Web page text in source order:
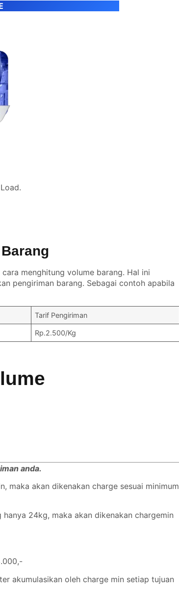
menghitung volume barang. Hal ini
pengiriman barang. Sebagai contoh apabila
Tarif Pengiriman
Rp.2.500/Kg
anda.
maka akan dikenakan charge sesuai minimum
24kg, maka akan dikenakan chargemin
akumulasikan oleh charge min setiap tujuan